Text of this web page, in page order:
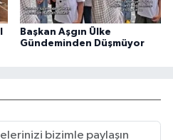
Başkan Aşgın Ülke
Gündeminden Düşmüyor